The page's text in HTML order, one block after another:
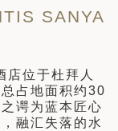
SANYA
位于杜拜人
占地面积约30
谔为蓝本匠心
融汇失落的水